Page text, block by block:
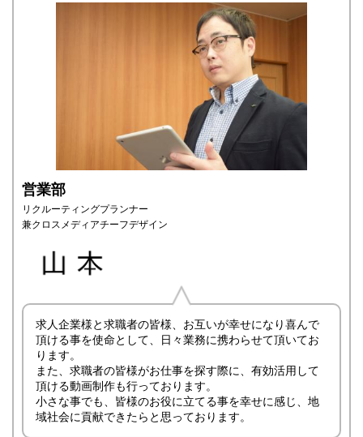
営業部
リクルーティングプランナー
兼クロスメディアチーフデザイン
求人企業様と求職者の皆様、お互いが幸せになり喜んで
頂ける事を使命として、日々業務に携わらせて頂いてお
ります。
また、求職者の皆様がお仕事を探す際に、有効活用して
頂ける動画制作も行っております。
小さな事でも、皆様のお役に立てる事を幸せに感じ、地
域社会に貢献できたらと思っております。